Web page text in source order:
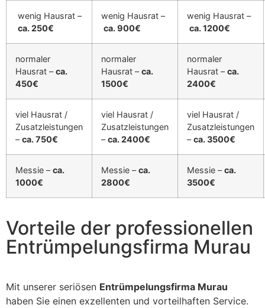
wenig Hausrat –
ca. 250€
wenig Hausrat –
ca. 900€
wenig Hausrat –
ca. 1200€
normaler
Hausrat –ca.
450€
normaler
Hausrat –ca.
1500€
normaler
Hausrat –ca.
2400€
viel Hausrat /
Zusatzleistungen
–ca. 750€
viel Hausrat /
Zusatzleistungen
–ca. 2400€
viel Hausrat /
Zusatzleistungen
–ca. 3500€
Messie –ca.
1000€
Messie –ca.
2800€
Messie –ca.
3500€
Vorteile der professionellen
Entrümpelungsfirma Murau
Mit unserer seriösen Entrümpelungsfirma Murau
haben Sie einen exzellenten und vorteilhaften Service.